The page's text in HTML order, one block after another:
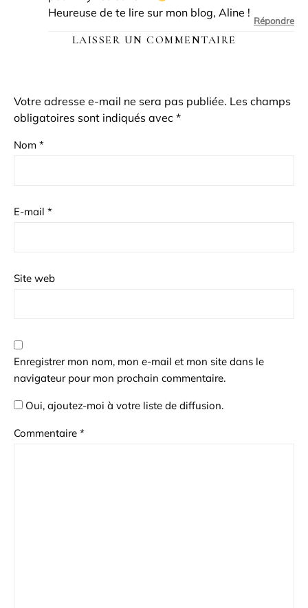
Heureuse de te lire sur mon blog, Aline !
Répondre
LAISSER UN COMMENTAIRE
Votre adresse e-mail ne sera pas publiée. Les champs
obligatoires sont indiqués avec *
Nom *
E-mail *
Site web
Enregistrer mon nom, mon e-mail et mon site dans le
navigateur pour mon prochain commentaire.
Oui, ajoutez-moi à votre liste de diffusion.
Commentaire *